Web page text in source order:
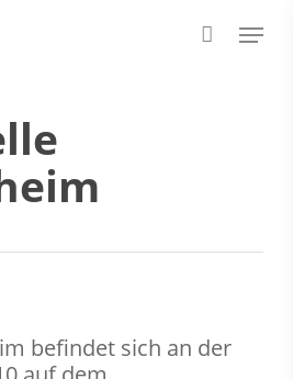
Menu
befindet sich an der